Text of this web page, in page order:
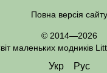
Повна версія сайту
© 2014—2026
маленьких модників
Укр Рус